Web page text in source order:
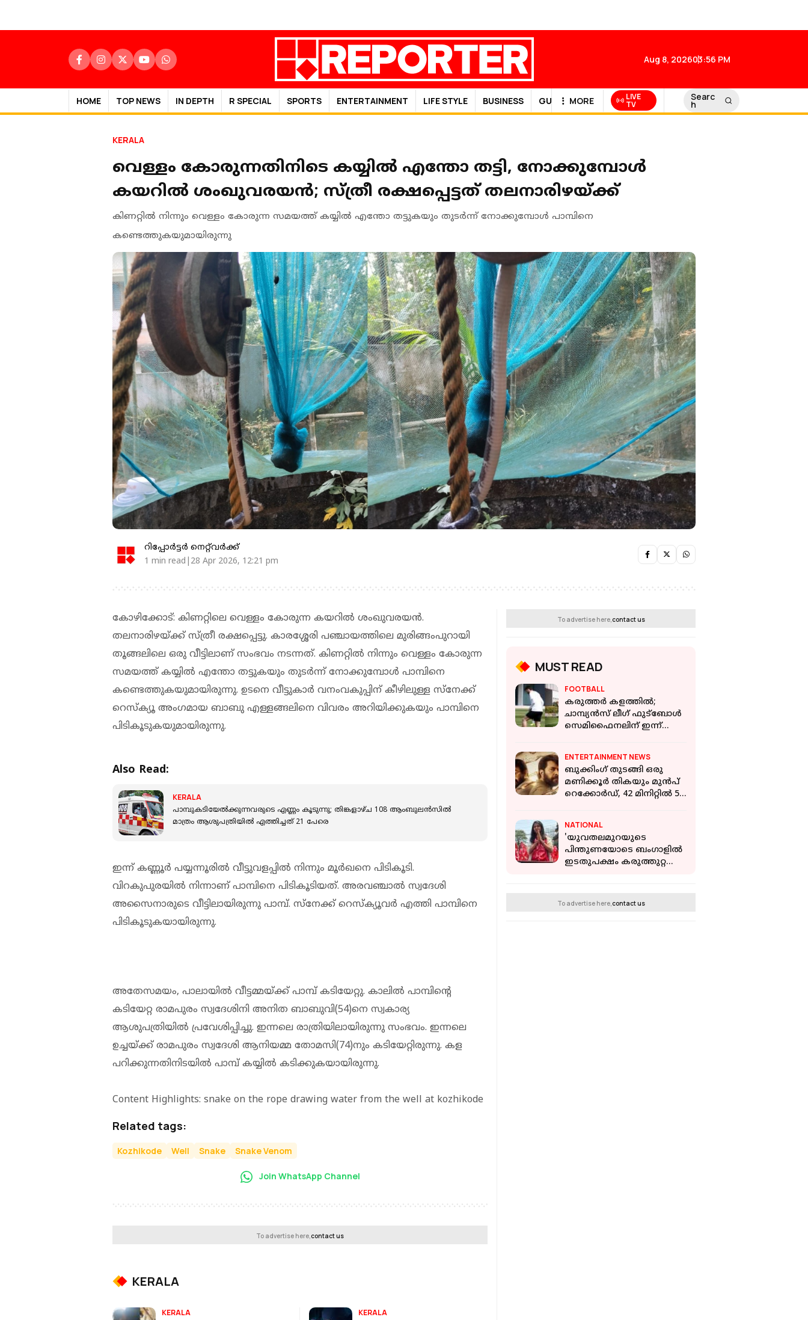
Aug 8, 202603:56 PM
HOME TOP NEWS IN DEPTH R SPECIAL SPORTS ENTERTAINMENT LIFE STYLE BUSINESS GULF NEWS
MORE LIVE
TV
Searc
h
KERALA
വെള്ളം കോരുന്നതിനിടെ കയ്യിൽ എന്തോ തട്ടി, നോക്കുമ്പോൾ
കയറിൽ ശംഖുവരയൻ; സ്ത്രീ രക്ഷപ്പെട്ടത് തലനാരിഴയ്ക്ക്
കിണറ്റില്‍ നിന്നും വെള്ളം കോരുന്ന സമയത്ത് കയ്യില്‍ എന്തോ തട്ടുകയും തുടർന്ന് നോക്കുമ്പോൾ പാമ്പിനെ
കണ്ടെത്തുകയുമായിരുന്നു
റിപ്പോർട്ടർ നെറ്റ്‌വര്‍ക്ക്‌
1 min read|28 Apr 2026, 12:21 pm
കോഴിക്കോട്: കിണറ്റിലെ വെള്ളം കോരുന്ന കയറില്‍ ശംഖുവരയന്‍.
തലനാരിഴയ്ക്ക് സ്ത്രീ രക്ഷപ്പെട്ടു. കാരശ്ശേരി പഞ്ചായത്തിലെ മുരിങ്ങംപുറായി
തൂങ്ങലിലെ ഒരു വീട്ടിലാണ് സംഭവം നടന്നത്. കിണറ്റില്‍ നിന്നും വെള്ളം കോരുന്ന
സമയത്ത് കയ്യില്‍ എന്തോ തട്ടുകയും തുടർന്ന് നോക്കുമ്പോൾ പാമ്പിനെ
കണ്ടെത്തുകയുമായിരുന്നു. ഉടനെ വീട്ടുകാര്‍ വനംവകുപ്പിന് കീഴിലുള്ള സ്‌നേക്ക്
റെസ്‌ക്യൂ അംഗമായ ബാബു എള്ളങ്ങലിനെ വിവരം അറിയിക്കുകയും പാമ്പിനെ
പിടികൂടുകയുമായിരുന്നു.
Also Read:
KERALA
പാമ്പുകടിയേൽക്കുന്നവരുടെ എണ്ണം കൂടുന്നു; തിങ്കളാഴ്ച 108 ആംബുലൻസില്‍
മാത്രം ആശുപത്രിയിൽ എത്തിച്ചത് 21 പേരെ
ഇന്ന് കണ്ണൂര്‍ പയ്യന്നൂരില്‍ വീട്ടുവളപ്പില്‍ നിന്നും മൂര്‍ഖനെ പിടികൂടി.
വിറകുപുരയില്‍ നിന്നാണ് പാമ്പിനെ പിടികൂടിയത്. അരവഞ്ചാല്‍ സ്വദേശി
അസൈനാരുടെ വീട്ടിലായിരുന്നു പാമ്പ്. സ്‌നേക്ക് റെസ്‌ക്യൂവര്‍ എത്തി പാമ്പിനെ
പിടികൂടുകയായിരുന്നു.
അതേസമയം, പാലായില്‍ വീട്ടമ്മയ്ക്ക് പാമ്പ് കടിയേറ്റു. കാലില്‍ പാമ്പിന്റെ
കടിയേറ്റ രാമപുരം സ്വദേശിനി അനിത ബാബുവി(54)നെ സ്വകാര്യ
ആശുപത്രിയില്‍ പ്രവേശിപ്പിച്ചു. ഇന്നലെ രാത്രിയിലായിരുന്നു സംഭവം. ഇന്നലെ
ഉച്ചയ്ക്ക് രാമപുരം സ്വദേശി ആനിയമ്മ തോമസി(74)നും കടിയേറ്റിരുന്നു. കള
പറിക്കുന്നതിനിടയില്‍ പാമ്പ് കയ്യില്‍ കടിക്കുകയായിരുന്നു.
Content Highlights: snake on the rope drawing water from the well at kozhikode
Related tags:
Kozhikode Well Snake Snake Venom
Join WhatsApp Channel
To advertise here,contact us
KERALA
KERALA
KERALA
To advertise here, contact us
MUST READ
FOOTBALL
കരുത്തര്‍ കളത്തില്‍;
ചാമ്പ്യന്‍സ് ലീഗ് ഫുട്‌ബോള്‍
സെമിഫൈനലിന് ഇന്ന്
ENTERTAINMENT NEWS
ബുക്കിംഗ് തുടങ്ങി ഒരു
മണിക്കൂർ തികയും മുൻപ്
റെക്കോർഡ്, 42 മിനിറ്റില്‍ 50
NATIONAL
'യുവതലമുറയുടെ
പിന്തുണയോടെ ബംഗാളില്‍
ഇടതുപക്ഷം കരുത്തുറ്റ
To advertise here, contact us